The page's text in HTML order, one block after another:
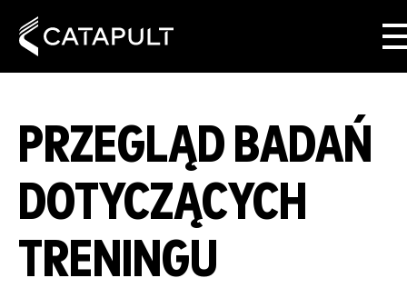
PRZEGLĄD BADAŃ
DOTYCZĄCYCH
TRENINGU